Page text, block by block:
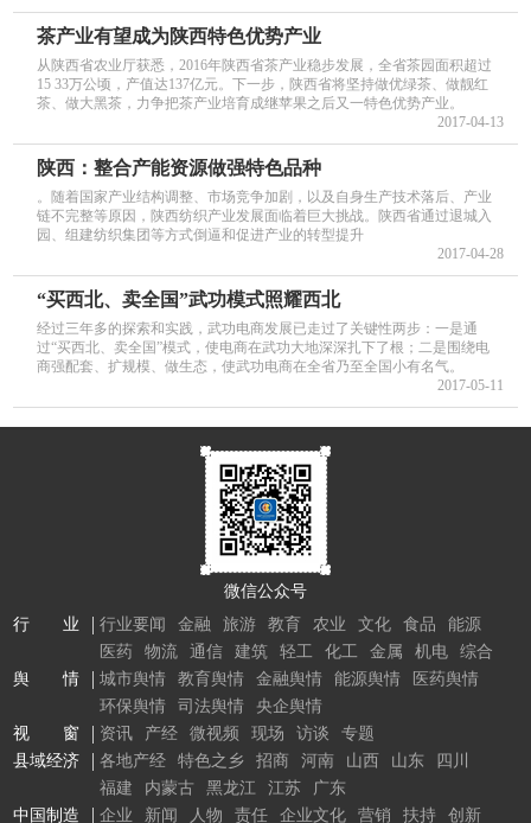
茶产业有望成为陕西特色优势产业
从陕西省农业厅获悉，2016年陕西省茶产业稳步发展，全省茶园面积超过
15 33万公顷，产值达137亿元。下一步，陕西省将坚持做优绿茶、做靓红
茶、做大黑茶，力争把茶产业培育成继苹果之后又一特色优势产业。
2017-04-13
陕西：整合产能资源做强特色品种
。随着国家产业结构调整、市场竞争加剧，以及自身生产技术落后、产业
链不完整等原因，陕西纺织产业发展面临着巨大挑战。陕西省通过退城入
园、组建纺织集团等方式倒逼和促进产业的转型提升
2017-04-28
“买西北、卖全国”武功模式照耀西北
经过三年多的探索和实践，武功电商发展已走过了关键性两步：一是通
过“买西北、卖全国”模式，使电商在武功大地深深扎下了根；二是围绕电
商强配套、扩规模、做生态，使武功电商在全省乃至全国小有名气。
2017-05-11
微信公众号
行 业
行业要闻 金融 旅游 教育 农业 文化 食品
能源
医药
物流 通信 建筑 轻工 化工 金属 机电
综合
舆 情
城市舆情 教育舆情 金融舆情 能源舆情
医药舆情
环保舆情
司法舆情
央企舆情
视 窗
资讯 产经 微视频 现场 访谈
专题
县域经济
各地产经 特色之乡 招商 河南 山西 山东
四川
福建
内蒙古 黑龙江 江苏
广东
中国制造
企业 新闻 人物 责任 企业文化 营销 扶持 创新